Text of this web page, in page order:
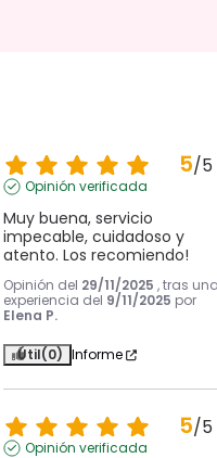
5/5
Opinión verificada
Muy buena, servicio
impecable, cuidadoso y
atento. Los recomiendo!
Opinión del 29/11/2025 , tras
experiencia del 9/11/2025 por
Elena P.
Útil(0) Informe
5/5
Opinión verificada